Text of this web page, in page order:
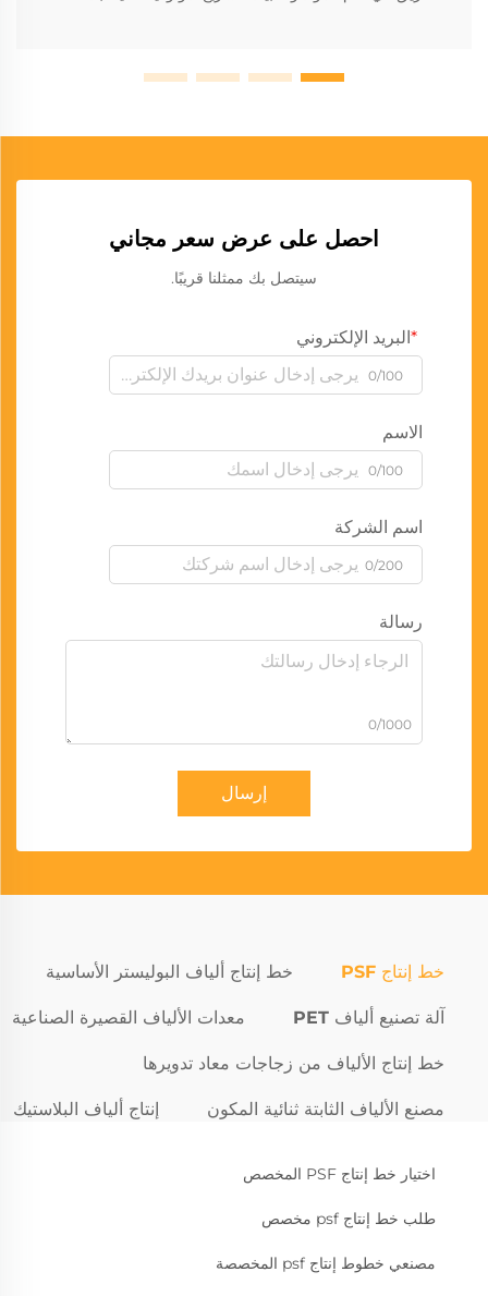
احصل على عرض سعر مجاني
سيتصل بك ممثلنا قريبًا.
البريد الإلكتروني
0/100
الاسم
0/100
اسم الشركة
0/200
رسالة
0/1000
إرسال
خط إنتاج PSF خط إنتاج ألياف البوليستر الأساسية
آلة تصنيع ألياف PET معدات الألياف القصيرة الصناعية
خط إنتاج الألياف من زجاجات معاد تدويرها
مصنع الألياف الثابتة ثنائية المكون إنتاج ألياف البلاستيك
اختيار خط إنتاج PSF المخصص
طلب خط إنتاج psf مخصص
مصنعي خطوط إنتاج psf المخصصة